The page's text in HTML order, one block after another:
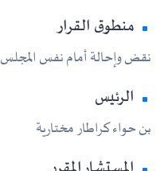
منطوق القرار
نقض وإحالة أمام نفس المجلس
الرئيس
بن حواء كراطار مختارية